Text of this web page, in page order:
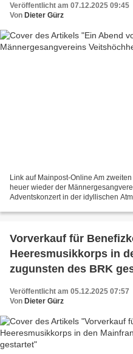
Veröffentlicht am 07.12.2025 09:45
Von Dieter Gürz
Link auf Mainpost-Online Am
heuer wieder der
Adventskonzert in der idyllischen
Vorverkauf für
Heeresmusikkorps in
zugunsten des BRK
Veröffentlicht am 05.12.2025 07:57
Von Dieter Gürz